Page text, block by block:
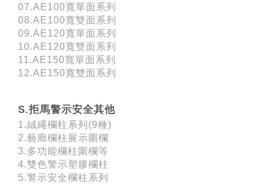
07.AE100寬單面系列
08.AE100寬雙面系列
09.AE120寬單面系列
10.AE120寬雙面系列
11.AE150寬單面系列
12.AE150寬雙面系列
S.拒馬警示安全其他
1.絨繩欄柱系列(9種)
2.藝廊欄柱展示圍欄
3.多功能欄柱圍欄等
4.雙色警示塑膠欄柱
5.警示安全欄柱系列